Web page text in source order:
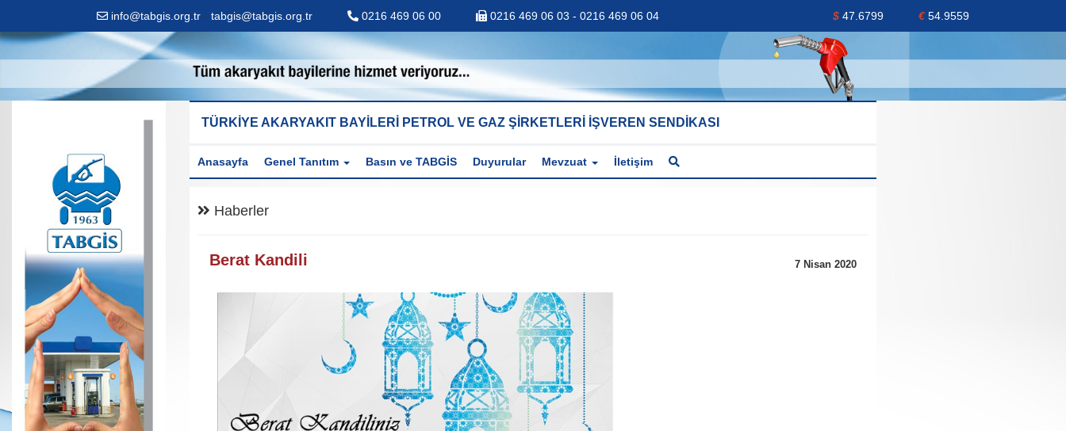
info@tabgis.org.tr - tabgis@tabgis.org.tr 0216 469 06 00 0216 469 06 03 - 0216 469 06 04 $ 47.6799 €54.9559
TÜRKİYE AKARYAKIT BAYİLERİ PETROL VE GAZ ŞİRKETLERİ İŞVEREN SENDİKASI
Anasayfa Genel Tanıtım Basın ve TABGİS Duyurular Mevzuat İletişim
Haberler
Berat Kandili 7 Nisan 2020